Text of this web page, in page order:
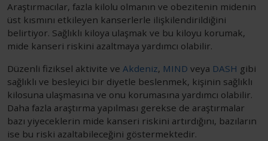
Araştırmacılar, fazla kilolu olmanın ve obezitenin midenin
üst kısmını etkileyen kanserlerle ilişkilendirildiğini
belirtiyor. Sağlıklı kiloya ulaşmak ve bu kiloyu korumak,
mide kanseri riskini azaltmaya yardımcı olabilir.
Düzenli fiziksel aktivite ve Akdeniz, MIND veya DASH gibi
sağlıklı ve besleyici bir diyetle beslenmek, kişinin sağlıklı
kilosuna ulaşmasına ve onu korumasına yardımcı olabilir.
Daha fazla araştırma yapılması gerekse de araştırmalar
bazı yiyeceklerin mide kanseri riskini artırdığını, bazıların
ise bu riski azaltabileceğini göstermektedir.